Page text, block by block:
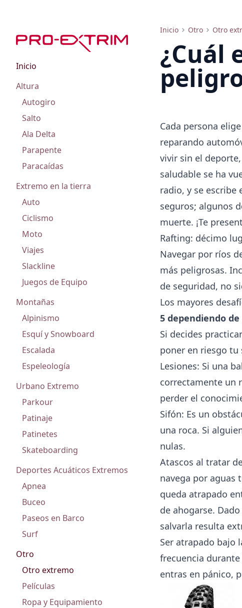
Inicio
Altura
Autogiro
Salto
Ala Delta
Parapente
Paracaídas
Extremo en la tierra
Auto
Ciclismo
Moto
Viajes
Slackline
Juegos de Equipo
Montañas
Alpinismo
Esquí y Snowboard
Escalada
Espeleología
Urbano Extremo
Parkour
Patinaje
Patinetes
Skateboarding
Deportes Acuáticos Extremos
Apnea
Buceo
Paseos en Barco
Surf
Otro
Otro extremo
Películas
Ropa y Equipamiento
Inicio Otro Otro
Lista de los diez deportes más peligrosos
¿Cuál
Cada persona
reparando
vivir sin el
saludable se ha
radio, y se escribe
seguros; algunos
muerte. ¡Te
Rafting: décimo
Navegar por ríos
más peligrosas.
de seguridad, no
Los mayores
5 dependiendo
Si decides
poner en riesgo tu
Lesiones: Si una
correctamente un
perder el
Sifón: Es un
una roca. Si
nulas.
Atascos al tratar
navega por aguas
queda atrapado
de ahogarse.
salvarla resulta
Ser atrapado bajo
frecuencia
entras en pánico,